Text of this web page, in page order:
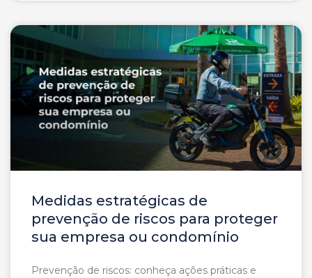
Medidas estratégicas de
prevenção de riscos para proteger
sua empresa ou condomínio
Prevenção de riscos: conheça ações práticas e